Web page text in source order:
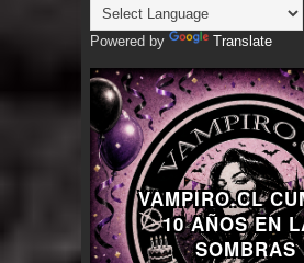
Powered by Translate
VAMPIRO.CL
10 AÑOS EN
SOMBRAS